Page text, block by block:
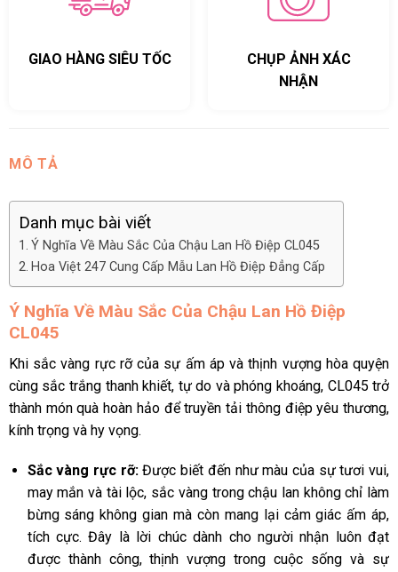
GIAO HÀNG SIÊU TỐC
CHỤP ẢNH XÁC
NHẬN
MÔ TẢ
Danh mục bài viết
Ý Nghĩa Về Màu Sắc Của Chậu Lan Hồ Điệp CL045
Hoa Việt 247 Cung Cấp Mẫu Lan Hồ Điệp Đẳng Cấp
Ý Nghĩa Về Màu Sắc Của Chậu Lan Hồ Điệp
CL045
Khi sắc vàng rực rỡ của sự ấm áp và thịnh vượng hòa quyện
cùng sắc trắng thanh khiết, tự do và phóng khoáng, CL045 trở
thành món quà hoàn hảo để truyền tải thông điệp yêu thương,
kính trọng và hy vọng.
Sắc vàng rực rỡ:Được biết đến như màu của sự tươi vui,
may mắn và tài lộc, sắc vàng trong chậu lan không chỉ làm
bừng sáng không gian mà còn mang lại cảm giác ấm áp,
tích cực. Đây là lời chúc dành cho người nhận luôn đạt
được thành công, thịnh vượng trong cuộc sống và sự